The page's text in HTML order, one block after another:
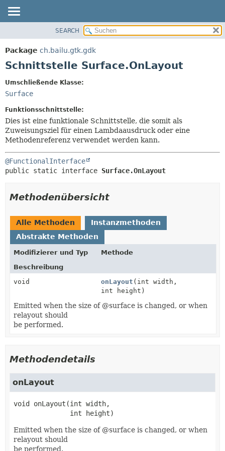
PACKAGE
KLASSE
HILFE
KONSTRUKTOR
FELD
KONSTRUKTOR
METHODE
SEARCH
Package ch.bailu.gtk.gdk
Schnittstelle Surface.OnLayout
Umschließende Klasse:
Surface
Funktionsschnittstelle:
Dies ist eine funktionale Schnittstelle, die somit als
Zuweisungsziel für einen Lambdaausdruck oder eine
Methodenreferenz verwendet werden kann.
@FunctionalInterface
public static interface Surface.OnLayout
Methodenübersicht
Alle Methoden
Instanzmethoden
Abstrakte Methoden
Modifizierer und Typ
Methode
Beschreibung
void
onLayout (int width,
int height)
Emitted when the size of @surface is changed, or when
relayout should
be performed.
Methodendetails
onLayout
void onLayout (int width,
int height)
Emitted when the size of @surface is changed, or when
relayout should
be performed.